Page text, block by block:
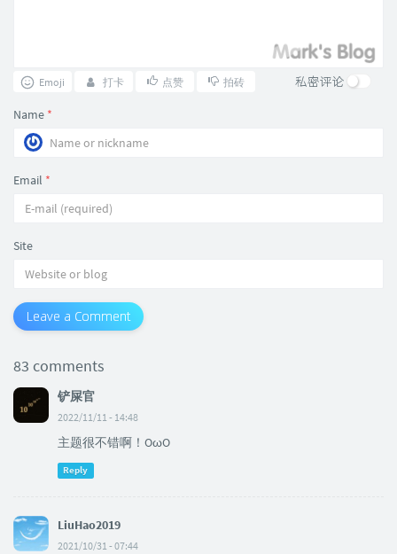
Emoji 打卡 点赞 拍砖 私密评论
Name *
Email *
Site
Leave a Comment
83 comments
铲屎官
2022/11/11 - 14:48
主题很不错啊！OωO
Reply
LiuHao2019
2021/10/31 - 07:44